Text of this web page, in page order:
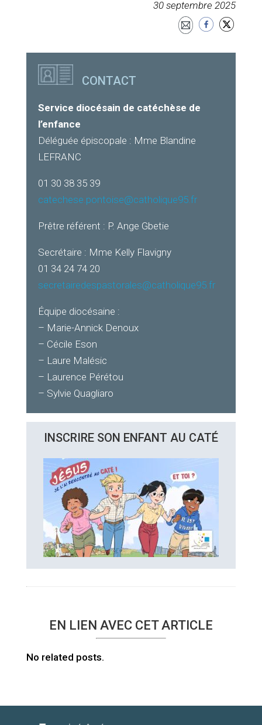
30 septembre 2025
CONTACT
Service diocésain de catéchèse de
l’enfance
Déléguée épiscopale : Mme Blandine
LEFRANC
01 30 38 35 39
catechese.pontoise@catholique95.fr
Prêtre référent : P. Ange Gbetie
Secrétaire : Mme Kelly Flavigny
01 34 24 74 20
secretairedespastorales@catholique95.fr
Équipe diocésaine :
– Marie-Annick Denoux
– Cécile Eson
– Laure Malésic
– Laurence Pérétou
– Sylvie Quagliaro
INSCRIRE SON ENFANT AU CATÉ
EN LIEN AVEC CET ARTICLE
No related posts.